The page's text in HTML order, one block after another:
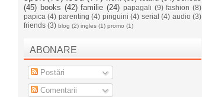
(45) books (42) familie (24) papagali (9) fashion (8)
papica (4) parenting (4) pinguini (4) serial (4) audio (3)
friends (3) blog (2) ingles (1) promo (1)
ABONARE
Postări
Comentarii